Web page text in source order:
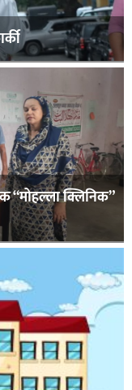
“मोहल्ला क्लिनिक”